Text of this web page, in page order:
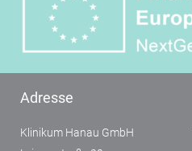
Adresse
Klinikum Hanau GmbH